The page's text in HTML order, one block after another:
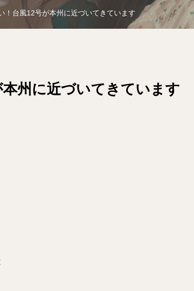
！台風12号が本州に近づいてきています
州に近づいてきています